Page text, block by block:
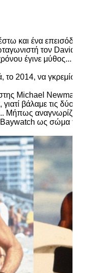
και ένα
τον David
έγινε μύθος...
το 2014, να
Michael Newman
βάλαμε τις δύο
Μήπως
Βaywatch ως σώμα